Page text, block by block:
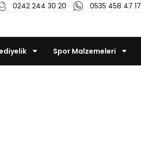
0242 244 30 20 0535 458 47 17
Spor Malzemeleri